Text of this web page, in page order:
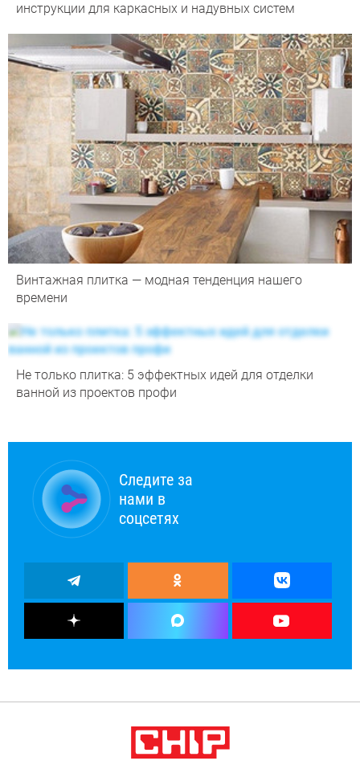
инструкции для каркасных и надувных систем
Винтажная плитка — модная тенденция нашего
времени
Не только плитка: 5 эффектных идей для отделки
ванной из проектов профи
Следите за
нами в
соцсетях